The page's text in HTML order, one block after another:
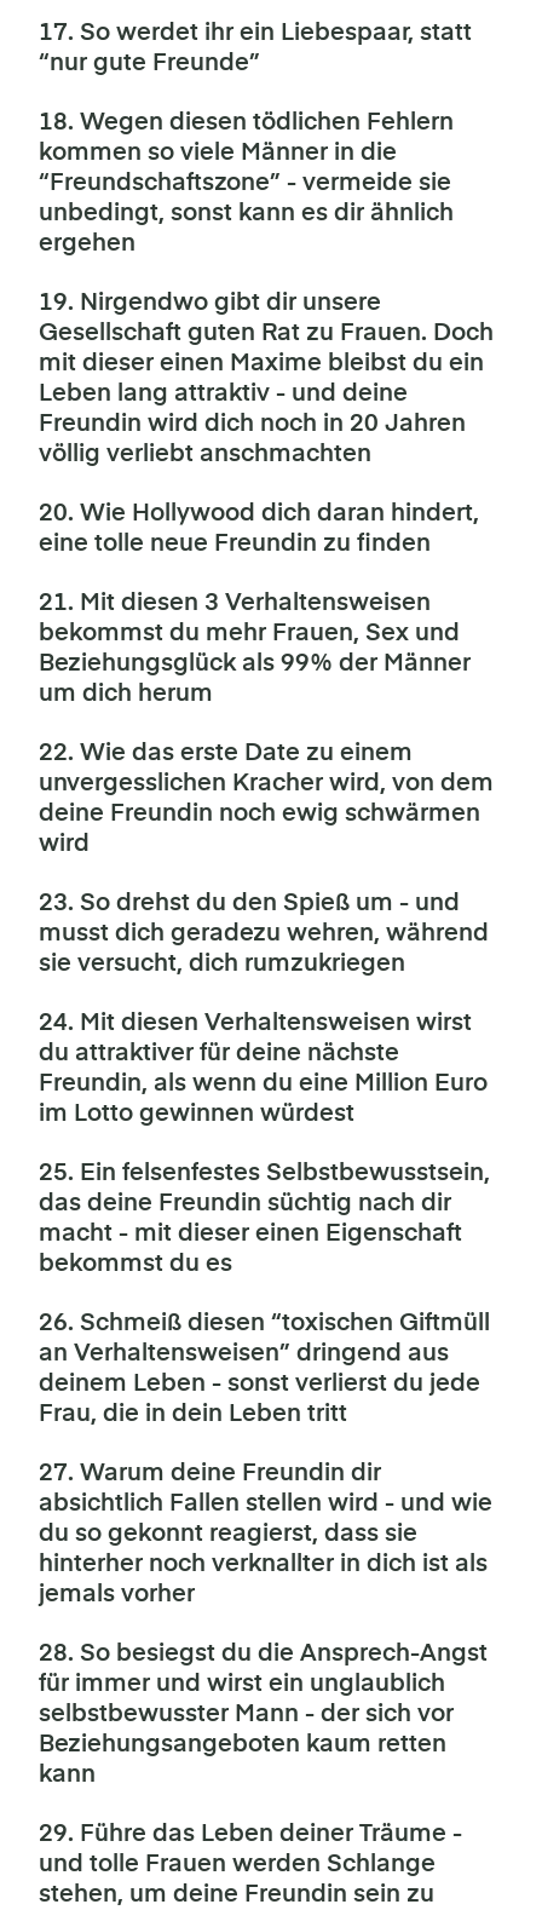
17. So werdet ihr ein Liebespaar, statt
“nur gute Freunde”
18. Wegen diesen tödlichen Fehlern
kommen so viele Männer in die
“Freundschaftszone” - vermeide sie
unbedingt, sonst kann es dir ähnlich
ergehen
19. Nirgendwo gibt dir unsere
Gesellschaft guten Rat zu Frauen. Doch
mit dieser einen Maxime bleibst du ein
Leben lang attraktiv - und deine
Freundin wird dich noch in 20 Jahren
völlig verliebt anschmachten
20. Wie Hollywood dich daran hindert,
eine tolle neue Freundin zu finden
21. Mit diesen 3 Verhaltensweisen
bekommst du mehr Frauen, Sex und
Beziehungsglück als 99% der Männer
um dich herum
22. Wie das erste Date zu einem
unvergesslichen Kracher wird, von dem
deine Freundin noch ewig schwärmen
wird
23. So drehst du den Spieß um - und
musst dich geradezu wehren, während
sie versucht, dich rumzukriegen
24. Mit diesen Verhaltensweisen wirst
du attraktiver für deine nächste
Freundin, als wenn du eine Million Euro
im Lotto gewinnen würdest
25. Ein felsenfestes Selbstbewusstsein,
das deine Freundin süchtig nach dir
macht - mit dieser einen Eigenschaft
bekommst du es
26. Schmeiß diesen “toxischen Giftmüll
an Verhaltensweisen” dringend aus
deinem Leben - sonst verlierst du jede
Frau, die in dein Leben tritt
27. Warum deine Freundin dir
absichtlich Fallen stellen wird - und wie
du so gekonnt reagierst, dass sie
hinterher noch verknallter in dich ist als
jemals vorher
28. So besiegst du die Ansprech-Angst
für immer und wirst ein unglaublich
selbstbewusster Mann - der sich vor
Beziehungsangeboten kaum retten
kann
29. Führe das Leben deiner Träume -
und tolle Frauen werden Schlange
stehen, um deine Freundin sein zu